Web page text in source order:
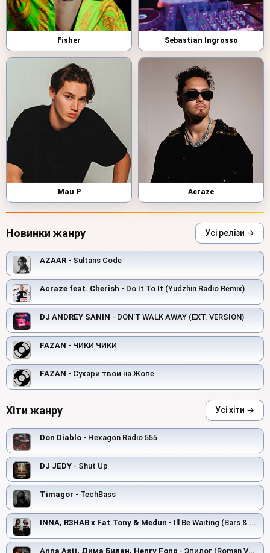
Fisher Sebastian Ingrosso
Mau P Acraze
Новинки жанру Усі релізи →
AZAAR - Sultans Code
Acraze feat. Cherish - Do It To It (Yudzhin Radio Remix)
DJ ANDREY SANIN - DON'T WALK AWAY (EXT. VERSION)
FAZAN - ЧИКИ ЧИКИ
FAZAN - Сухари твои на Жопе
Хіти жанру Усі хіти →
Don Diablo - Hexagon Radio 555
DJ JEDY - Shut Up
Timagor - TechBass
INNA, R3HAB x Fat Tony & Medun - Ill Be Waiting (Bars & Mixon Spencer & Kuriev Edit)
Anna Asti, Дима Билан, Henry Fong - Эпилог (Roman Vertigo & DJ Bars(Kz) Radio)